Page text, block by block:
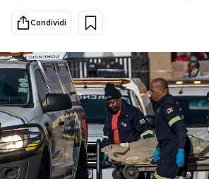
PODCAST
NEWSLETTER
I MIEI PREFERITI
Condividi